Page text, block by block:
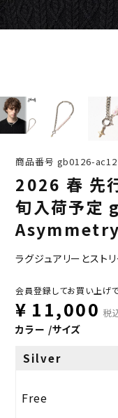
商品番号 gb0126-ac12
2026 春 先
旬入荷予定
ラグジュアリーとスト
会員登録してお買い上げ
¥ 11,000 税
カラー サイズ
Silver
Free